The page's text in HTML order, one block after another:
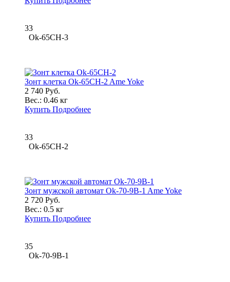
33
Ok-65CH-3
Зонт клетка Ok-65CH-2 Ame Yoke
2 740 Руб.
Вес.: 0.46 кг
Купить Подробнее
33
Ok-65CH-2
Зонт мужской автомат Ok-70-9B-1 Ame Yoke
2 720 Руб.
Вес.: 0.5 кг
Купить Подробнее
35
Ok-70-9B-1